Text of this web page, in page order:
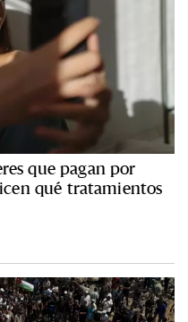
que pagan por
qué tratamientos